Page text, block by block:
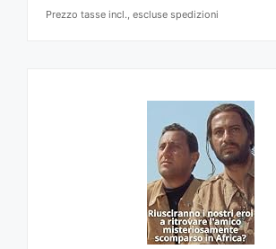
Prezzo tasse incl., escluse spedizioni